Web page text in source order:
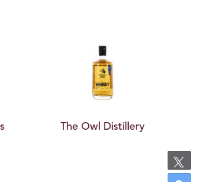
The Owl Distillery